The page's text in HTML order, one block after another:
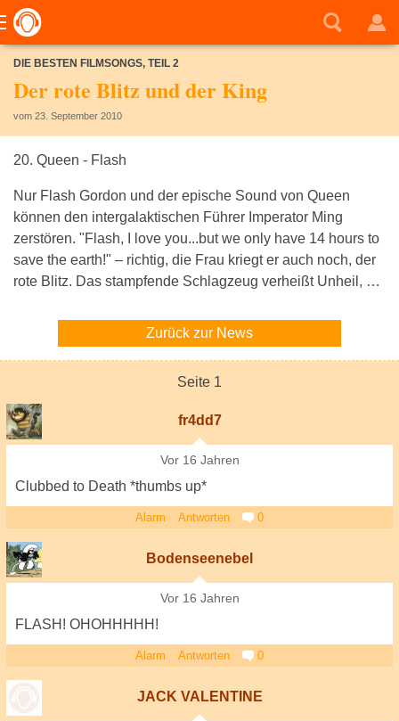
DIE BESTEN FILMSONGS, TEIL 2
Der rote Blitz und der King
vom 23. September 2010
20. Queen - Flash
Nur Flash Gordon und der epische Sound von Queen
können den intergalaktischen Führer Imperator Ming
zerstören. "Flash, I love you...but we only have 14 hours to
save the earth!" – richtig, die Frau kriegt er auch noch, der
rote Blitz. Das stampfende Schlagzeug verheißt Unheil, …
Zurück zur News
Seite 1
fr4dd7
Vor 16 Jahren
Clubbed to Death *thumbs up*
Alarm Antworten 0
Bodenseenebel
Vor 16 Jahren
FLASH! OHOHHHHH!
Alarm Antworten 0
JACK VALENTINE